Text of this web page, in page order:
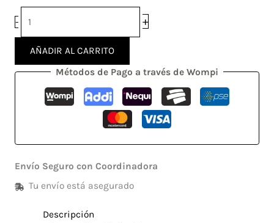
- +
AÑADIR AL CARRITO
Métodos de Pago a través de Wompi
Envío Seguro con Coordinadora
Tu envío está asegurado
Descripción